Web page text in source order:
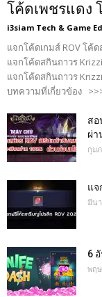
โค้ดเพชรแดง
i3siam Tech & Game
แจกโค้ดเกมส์ ROV โค้
แจกโค้ดสกินถาวร
แจกโค้ดสกินถาวร
บทความที่เกี่ยวข้อง
สอ
ผ่า
กุม
แจ
มีน
6
พฤ